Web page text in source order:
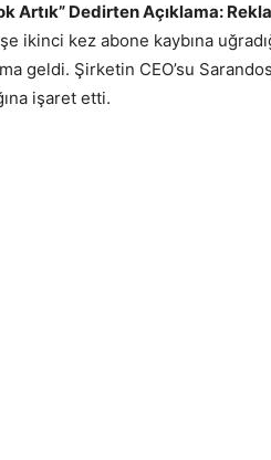
Artık” Dedirten Açıklama:
ikinci kez abone kaybına
geldi. Şirketin CEO’su
işaret etti.